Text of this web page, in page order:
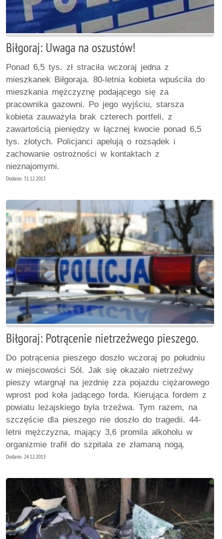
Biłgoraj: Uwaga na oszustów!
Ponad 6,5 tys. zł straciła wczoraj jedna z
mieszkanek Biłgoraja. 80-letnia kobieta wpuściła do
mieszkania mężczyznę podającego się za
pracownika gazowni. Po jego wyjściu, starsza
kobieta zauważyła brak czterech portfeli, z
zawartością pieniędzy w łącznej kwocie ponad 6,5
tys. złotych. Policjanci apelują o rozsądek i
zachowanie ostrożności w kontaktach z
nieznajomymi.
Dodano: 31.12.2013
Biłgoraj: Potrącenie nietrzeźwego pieszego.
Do potrącenia pieszego doszło wczoraj po południu
w miejscowości Sól. Jak się okazało nietrzeźwy
pieszy wtargnął na jezdnię zza pojazdu ciężarowego
wprost pod koła jadącego forda. Kierująca fordem z
powiatu leżajskiego była trzeźwa. Tym razem, na
szczęście dla pieszego nie doszło do tragedii. 44-
letni mężczyzna, mający 3,6 promila alkoholu w
organizmie trafił do szpitala ze złamaną nogą.
Dodano: 24.12.2013